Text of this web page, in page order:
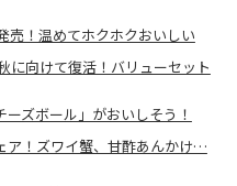
売！温めてホクホクおいしい
に向けて復活！バリューセット
ズボール」がおいしそう！
ア！ズワイ蟹、甘酢あんかけ…